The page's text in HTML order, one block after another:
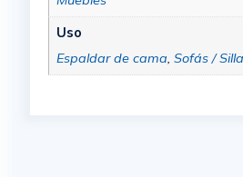
Uso
Espaldar de cama, Sofás /